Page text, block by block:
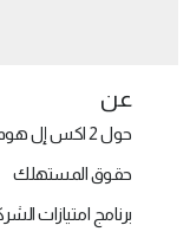
عن
حول 2 اكس إل هوم
حقوق المستهلك
برنامج امتيازات